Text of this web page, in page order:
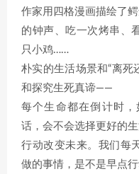
作家用四格漫画描绘了
的钟声、吃一次烤串、
只小鸡……
朴实的生活场景和“离死
和探究生死真谛——
每个生命都在倒计时
话，会不会选择更好的
行动改变未来。我们每
做的事情，是不是早点